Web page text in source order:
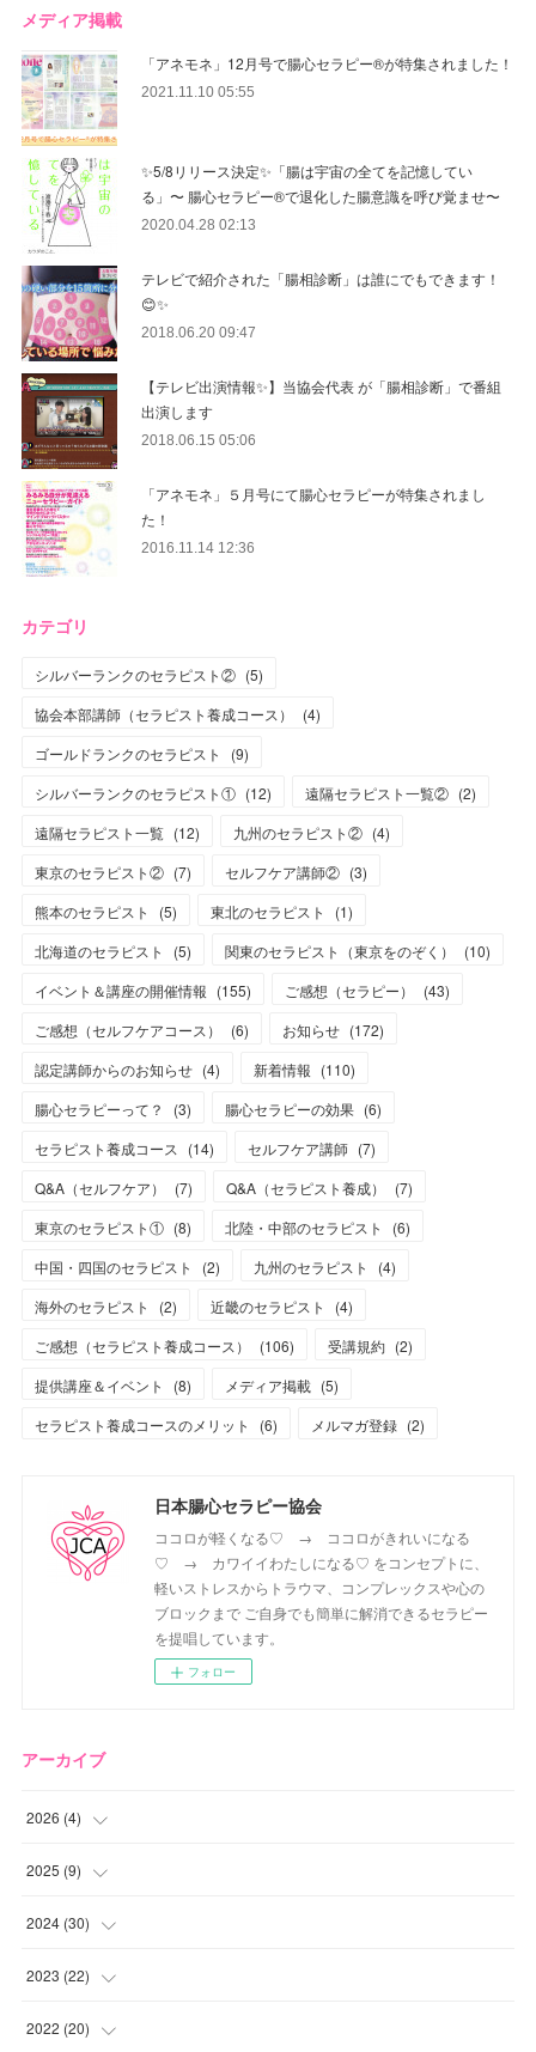
メディア掲載
「アネモネ」12月号で腸心セラピー®︎が特集されました！
2021.11.10 05:55
✨5/8リリース決定✨「腸は宇宙の全てを記憶してい
る」〜 腸心セラピー®︎で退化した腸意識を呼び覚ませ〜
2020.04.28 02:13
テレビで紹介された「腸相診断」は誰にでもできます！
😊✨
2018.06.20 09:47
【テレビ出演情報✨】当協会代表 が「腸相診断」で番組
出演します
2018.06.15 05:06
「アネモネ」５月号にて腸心セラピーが特集されまし
た！
2016.11.14 12:36
カテゴリ
シルバーランクのセラピスト② (5)
協会本部講師（セラピスト養成コース）
(4)
ゴールドランクのセラピスト
(9)
シルバーランクのセラピスト① (12) 遠隔セラピスト一覧② (2)
遠隔セラピスト一覧 (12) 九州のセラピスト② (4)
東京のセラピスト② (7) セルフケア講師② (3)
熊本のセラピスト
(5) 東北のセラピスト (1)
北海道のセラピスト
(5) 関東のセラピスト（東京をのぞく） (10)
イベント＆講座の開催情報 (155) ご感想（セラピー） (43)
ご感想（セルフケアコース）
(6) お知らせ (172)
認定講師からのお知らせ (4) 新着情報 (110)
腸心セラピーって？
(3) 腸心セラピーの効果 (6)
セラピスト養成コース
(14) セルフケア講師 (7)
Q&A（セルフケア）
(7) Q&A（セラピスト養成） (7)
東京のセラピスト① (8) 北陸・中部のセラピスト (6)
中国・四国のセラピスト
(2) 九州のセラピスト (4)
海外のセラピスト
(2) 近畿のセラピスト (4)
ご感想（セラピスト養成コース）
(106) 受講規約 (2)
提供講座＆イベント
(8) メディア掲載 (5)
セラピスト養成コースのメリット
(6) メルマガ登録 (2)
日本腸心セラピー協会
ココロが軽くなる♡ → ココロがきれいになる
♡ → カワイイわたしになる♡ をコンセプトに、
軽いストレスからトラウマ、コンプレックスや心の
ブロックまで ご自身でも簡単に解消できるセラピー
を提唱しています。
フォロー
アーカイブ
2026 (4)
( )
(1
(1
2025 (9)
(2
(2
(1
2024 (30)
(4
(1
2023 (22)
(1
2022 (20)